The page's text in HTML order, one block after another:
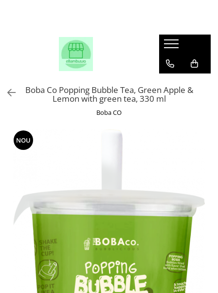
Boba Co Popping Bubble Tea, Green Apple &
Lemon with green tea, 330 ml
Boba CO
NOU